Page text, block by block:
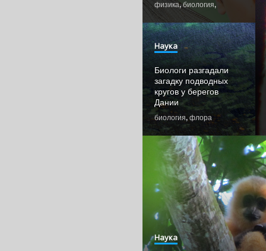
физика, биология,
Наука
Наука
Биологи разгадали
загадку подводных
кругов у берегов
Дании
биология, флора